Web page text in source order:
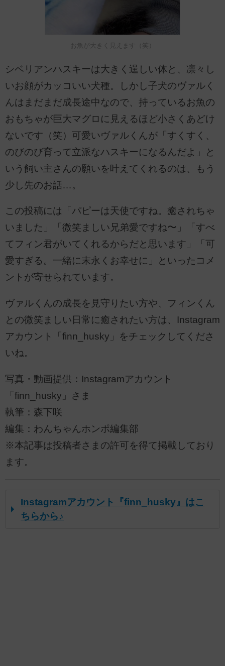
お魚が大きく見えます（笑）
シベリアンハスキーは大きく逞しい体と、凛々し
いお顔がカッコいい犬種。しかし子犬のヴァルく
んはまだまだ成長途中なので、持っているお魚の
おもちゃが巨大マグロに見えるほど小さくあどけ
ないです（笑）可愛いヴァルくんが「すくすく、
のびのび育って立派なハスキーになるんだよ」と
いう飼い主さんの願いを叶えてくれるのは、もう
少し先のお話…。
この投稿には「パピーは天使ですね。癒されちゃ
いました」「微笑ましい兄弟愛ですね〜」「すべ
てフィン君がいてくれるからだと思います」「可
愛すぎる。一緒に末永くお幸せに」といったコメ
ントが寄せられています。
ヴァルくんの成長を見守りたい方や、フィンくん
との微笑ましい日常に癒されたい方は、Instagram
アカウント「finn_husky」をチェックしてくださ
いね。
写真・動画提供：Instagramアカウント
「finn_husky」さま
執筆：森下咲
編集：わんちゃんホンポ編集部
※本記事は投稿者さまの許可を得て掲載しており
ます。
Instagramアカウント『finn_husky』はこ
ちらから♪